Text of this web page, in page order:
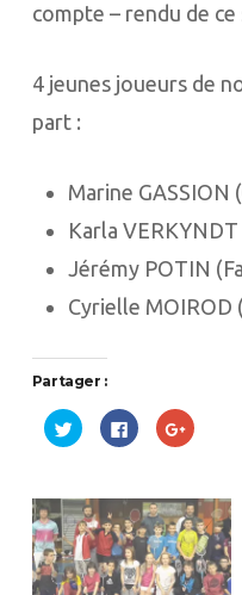
compte – rendu de ce
4 jeunes joueurs de
part :
Marine GASSION
Karla
Jérémy POTIN
Cyrielle MOIROD
Partager :
Cliquez
pour
partager
dans
une
nouvelle
fenêtre)
Cliquez
pour
partager
dans
une
nouvelle
fenêtre)
Cliquez
pour
(ouvre
dans
une
nouvelle
fenêtre)